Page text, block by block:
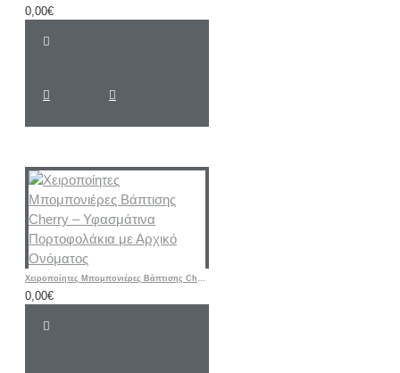
0,00€
Χειροποίητες Μπομπονιέρες Βάπτισης Cherry – Υφασμάτινα Πορτοφολάκια με Αρχικό Ονόματος
0,00€